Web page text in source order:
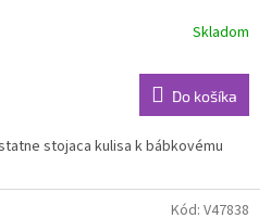
Skladom
Do košíka
stojaca kulisa k bábkovému
Kód: V47838